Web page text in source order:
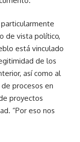
de vista político,
está vinculado
de los
así como al
procesos en
proyectos
“Por eso nos